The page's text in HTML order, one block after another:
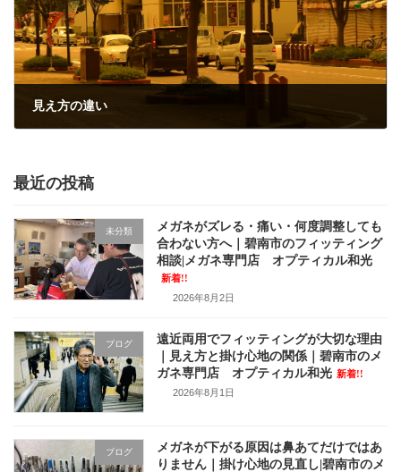
見え方の違い
最近の投稿
未分類
メガネがズレる・痛い・何度調整しても
合わない方へ｜碧南市のフィッティング
相談|メガネ専門店 オプティカル和光
新着!!
2026年8月2日
ブログ
遠近両用でフィッティングが大切な理由
｜見え方と掛け心地の関係｜碧南市のメ
ガネ専門店 オプティカル和光 新着!!
2026年8月1日
ブログ
メガネが下がる原因は鼻あてだけではあ
りません｜掛け心地の見直し|碧南市のメ